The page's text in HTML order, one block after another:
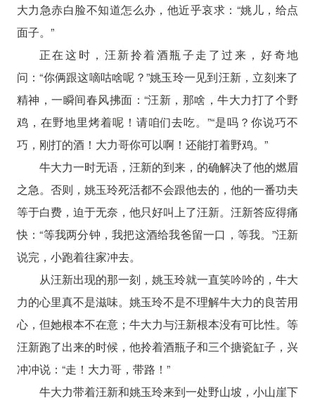
大力急赤白脸不知道怎么办，他近乎哀求：“姚儿，给点
面子。”
正在这时，汪新拎着酒瓶子走了过来，好奇地
问：“你俩跟这嘀咕啥呢？”姚玉玲一见到汪新，立刻来了
精神，一瞬间春风拂面：“汪新，那啥，牛大力打了个野
鸡，在野地里烤着呢！请咱们去吃。”“是吗？你说巧不
巧，刚打的酒！大力哥你可以啊！还能打着野鸡。”
牛大力一时无语，汪新的到来，的确解决了他的燃眉
之急。否则，姚玉玲死活都不会跟他去的，他的一番功夫
等于白费，迫于无奈，他只好叫上了汪新。汪新答应得痛
快：“等我两分钟，我把这酒给我爸留一口，等我。”汪新
说完，小跑着往家冲去。
从汪新出现的那一刻，姚玉玲就一直笑吟吟的，牛大
力的心里真不是滋味。姚玉玲不是不理解牛大力的良苦用
心，但她根本不在意；牛大力与汪新根本没有可比性。等
汪新跑了出来的时候，他拎着酒瓶子和三个搪瓷缸子，兴
冲冲说：“走！大力哥，带路！”
牛大力带着汪新和姚玉玲来到一处野山坡，小山崖下